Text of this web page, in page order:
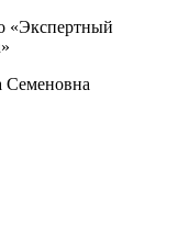
«Экспертный
Семеновна